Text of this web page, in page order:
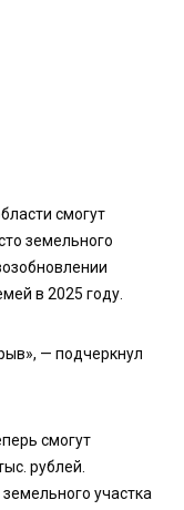
смогут
земельного
в 2025 году.
— подчеркнул
смогут
рублей.
участка